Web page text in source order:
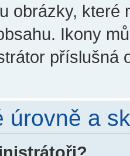
obrázky,
Ikony
příslušná
úrovně a